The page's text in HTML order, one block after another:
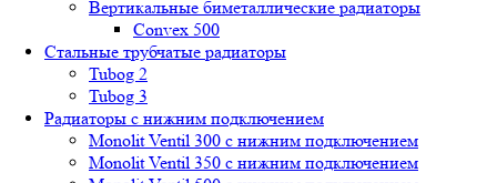
Вертикальные биметаллические радиаторы
Convex 500
Стальные трубчатые радиаторы
Tubog 2
Tubog 3
Радиаторы с нижним подключением
Monolit Ventil 300 с нижним подключением
Monolit Ventil 350 с нижним подключением